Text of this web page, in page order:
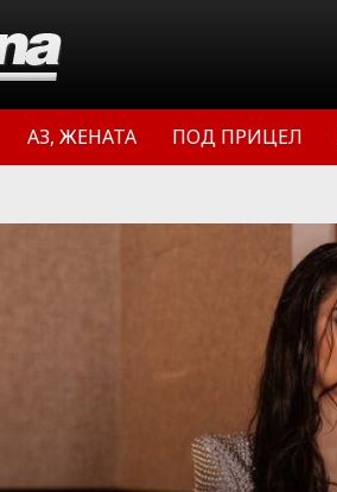
АЗ, ЖЕНАТА ПОД ПРИЦЕЛ